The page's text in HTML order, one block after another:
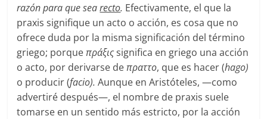
razón para que searecto. Efectivamente, el que la
praxis signifique un acto o acción, es cosa que no
ofrece duda por la misma significación del término
griego; porqueπράξιςsignifica en griego una acción
o acto, por derivarse deπραττο, que es hacer (hago)
o producir (facio).Aunque en Aristóteles, —como
advertiré después—, el nombre de praxis suele
tomarse en un sentido más estricto, por la acción